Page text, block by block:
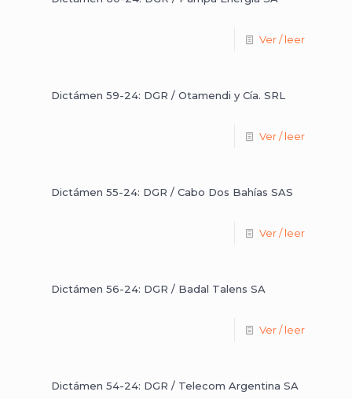
Ver / leer
Dictámen 59-24: DGR / Otamendi y Cía. SRL
Ver / leer
Dictámen 55-24: DGR / Cabo Dos Bahías SAS
Ver / leer
Dictámen 56-24: DGR / Badal Talens SA
Ver / leer
Dictámen 54-24: DGR / Telecom Argentina SA